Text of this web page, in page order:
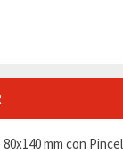
mm con